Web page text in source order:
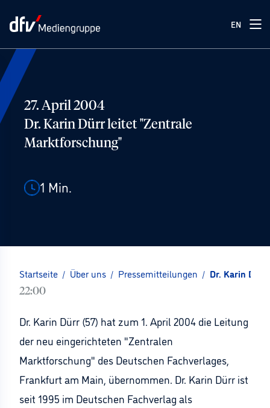
EN
27. April 2004
Dr. Karin Dürr leitet "Zentrale
Marktforschung"
1 Min.
Startseite / Über uns / Pressemitteilungen / Dr. Karin
22:00
Dr. Karin Dürr (57) hat zum 1. April 2004 die Leitung
der neu eingerichteten "Zentralen
Marktforschung" des Deutschen Fachverlages,
Frankfurt am Main, übernommen. Dr. Karin Dürr ist
seit 1995 im Deutschen Fachverlag als